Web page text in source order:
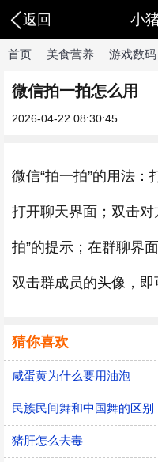
返回 小
首页 美食营养 游戏数码
微信拍一拍怎么用
2026-04-22 08:30:45
微信“拍一拍”的用法：
打开聊天界面；双击
拍”的提示；在群聊界
双击群成员的头像，即
猜你喜欢
咸蛋黄为什么要用油泡
民族民间舞和中国舞的区别
猪肝怎么去毒